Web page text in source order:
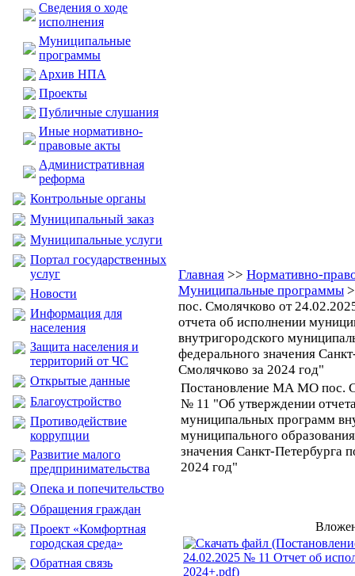
Сведения о ходе
исполнения
Муниципальные
программы
Архив НПА
Проекты
Публичные слушания
Иные нормативно-
правовые акты
Административная
реформа
Контрольные органы
Муниципальный заказ
Муниципальные услуги
Портал государственных
услуг
Новости
Информация для
населения
Защита населения и
территорий от ЧС
Открытые данные
Благоустройство
Противодействие
коррупции
Развитие малого
предпринимательства
Опека и попечительство
Обращения граждан
Проект «Комфортная
городская среда»
Обратная связь
Главная >> Нормативно-
Муниципальные программы
пос. Смолячково от
отчета об исполнении
внутригородского
федерального значения
Смолячково за 2024 год"
Постановление МА МО пос.
№ 11 "Об утверждении
муниципальных программ
муниципального
значения Санкт-Петербурга
2024 год"